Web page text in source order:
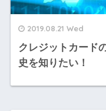
2019.08.21 Wed
クレジットカード
史を知りたい！